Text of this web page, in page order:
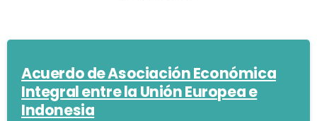
Acuerdo de Asociación Económica
Integral entre la Unión Europea e
Indonesia